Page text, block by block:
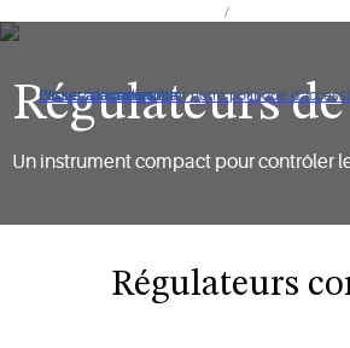
Cliquez pour consulter notre politique
Passer à la navigation
Passer au contenu
Passer à la recherche
Régulateurs
Un instrument compact pour contrôler
Régulateurs